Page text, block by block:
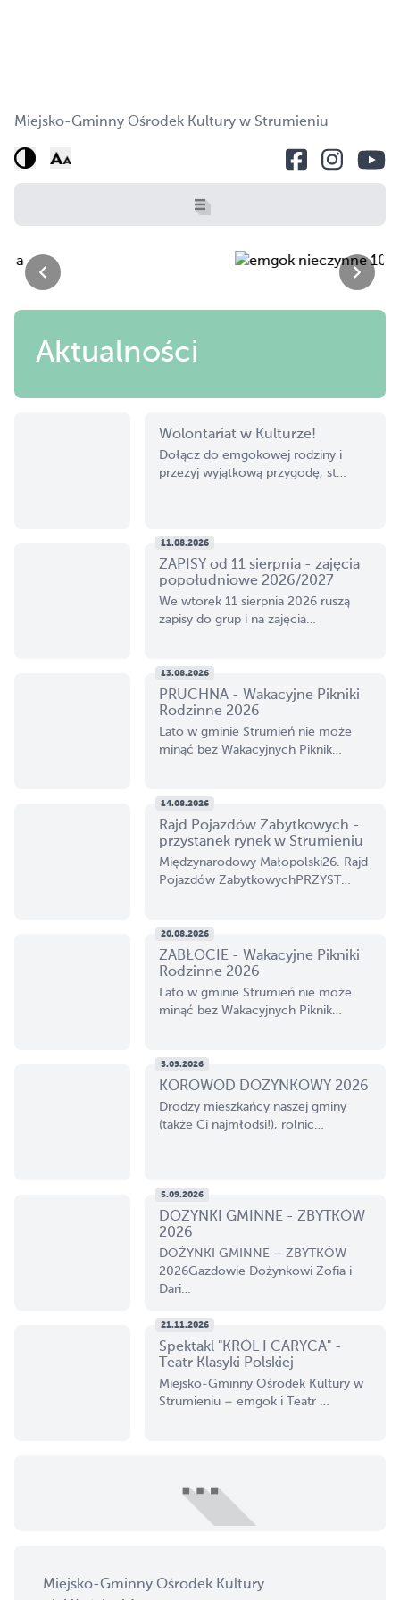
Miejsko-Gminny Ośrodek Kultury w Strumieniu
WYDARZYŁO SIĘ
GALERIA SFART
NASZA GMINA
SPONSORZY I PRZYJACIELE
NASZE PROJEKTY
Aktualności
Wolontariat w Kulturze!
Dołącz do emgokowej rodziny i
przeżyj wyjątkową przygodę, st…
11.08.2026
ZAPISY od 11 sierpnia - zajęcia
popołudniowe 2026/2027
We wtorek 11 sierpnia 2026 ruszą
zapisy do grup i na zajęcia…
13.08.2026
PRUCHNA - Wakacyjne Pikniki
Rodzinne 2026
Lato w gminie Strumień nie może
minąć bez Wakacyjnych Piknik…
14.08.2026
Rajd Pojazdów Zabytkowych -
przystanek rynek w Strumieniu
Międzynarodowy Małopolski26. Rajd
Pojazdów ZabytkowychPRZYST…
20.08.2026
ZABŁOCIE - Wakacyjne Pikniki
Rodzinne 2026
Lato w gminie Strumień nie może
minąć bez Wakacyjnych Piknik…
5.09.2026
KOROWÓD DOŻYNKOWY 2026
Drodzy mieszkańcy naszej gminy
(także Ci najmłodsi!), rolnic…
5.09.2026
DOŻYNKI GMINNE - ZBYTKÓW
2026
DOŻYNKI GMINNE – ZBYTKÓW
2026Gazdowie Dożynkowi Zofia i
Dari…
21.11.2026
Spektakl "KRÓL I CARYCA" -
Teatr Klasyki Polskiej
Miejsko-Gminny Ośrodek Kultury w
Strumieniu – emgok i Teatr …
Miejsko-Gminny Ośrodek Kultury